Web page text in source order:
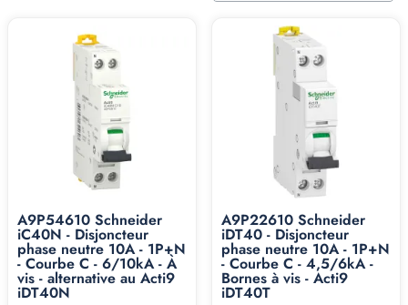
A9P54610 Schneider
iC40N - Disjoncteur
phase neutre 10A - 1P+N
- Courbe C - 6/10kA - À
vis - alternative au Acti9
iDT40N
A9P22610 Schneider
iDT40 - Disjoncteur
phase neutre 10A - 1P+N
- Courbe C - 4,5/6kA -
Bornes à vis - Acti9
iDT40T